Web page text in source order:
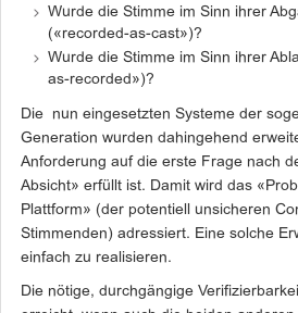
Wurde die Stimme im Sinn ihrer
(«recorded-as-cast»)?
Wurde die Stimme im Sinn ihrer
as-recorded»)?
Die nun eingesetzten Systeme der
Generation wurden dahingehend
Anforderung auf die erste Frage nach
Absicht» erfüllt ist. Damit wird das
Plattform» (der potentiell unsicheren
Stimmenden) adressiert. Eine solche
einfach zu realisieren.
Die nötige, durchgängige